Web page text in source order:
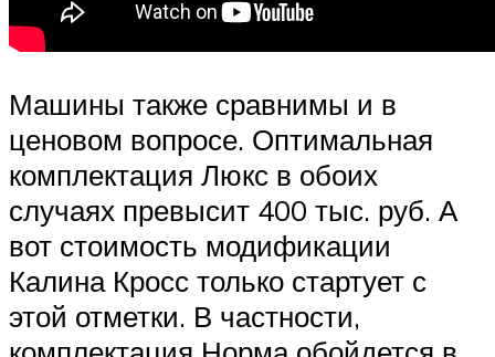
Машины также сравнимы и в
ценовом вопросе. Оптимальная
комплектация Люкс в обоих
случаях превысит 400 тыс. руб. А
вот стоимость модификации
Калина Кросс только стартует с
этой отметки. В частности,